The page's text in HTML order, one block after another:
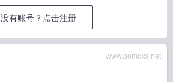
没有账号？点击注册
www.pomoxs.net